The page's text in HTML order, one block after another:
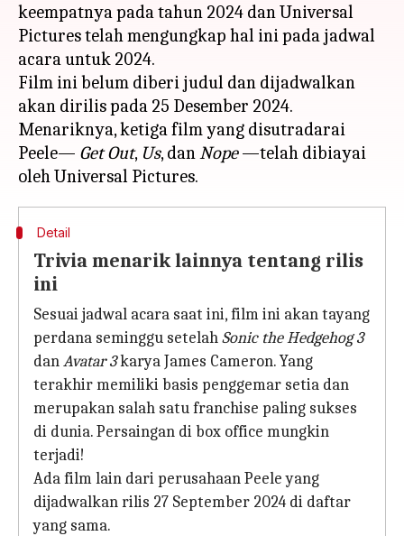
keempatnya pada tahun 2024 dan Universal
Pictures telah mengungkap hal ini pada jadwal
acara untuk 2024.
Film ini belum diberi judul dan dijadwalkan
akan dirilis pada 25 Desember 2024.
Menariknya, ketiga film yang disutradarai
Peele— Get Out, Us, danNope—telah dibiayai
Detail
Trivia menarik lainnya tentang rilis
ini
Sesuai jadwal acara saat ini, film ini akan tayang
perdana seminggu setelahSonic the Hedgehog 3
danAvatar 3karya James Cameron. Yang
terakhir memiliki basis penggemar setia dan
merupakan salah satu franchise paling sukses
di dunia. Persaingan di box office mungkin
terjadi!
Ada film lain dari perusahaan Peele yang
dijadwalkan rilis 27 September 2024 di daftar
yang sama.